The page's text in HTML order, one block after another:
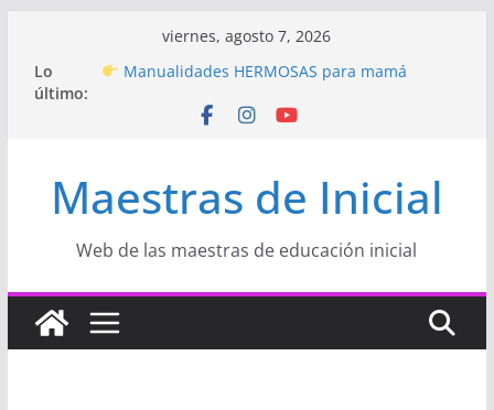
contenido
viernes, agosto 7, 2026
Lo
último:
Hermosos dibujos para MAMÁ: colorea con
Manualidades HERMOSAS para mamá
(fáciles y llenas de amor)
Proyecto
“Celebramos con Alegría la Semana
de la Educación Inicial»
Proyecto de Aprendizaje
Un regalo para
Mamá hecho con amor
Maestras de Inicial
Web de las maestras de educación inicial